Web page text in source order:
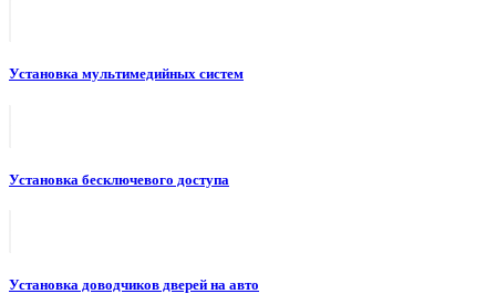
Установка мультимедийных систем
Установка бесключевого доступа
Установка доводчиков дверей на авто